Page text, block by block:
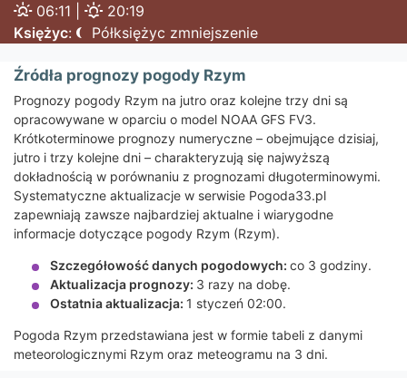
06:11 |
20:19
Księżyc: Półksiężyc zmniejszenie
Źródła prognozy pogody Rzym
Prognozy pogody Rzym na jutro oraz kolejne trzy dni są
opracowywane w oparciu o model NOAA GFS FV3.
Krótkoterminowe prognozy numeryczne – obejmujące dzisiaj,
jutro i trzy kolejne dni – charakteryzują się najwyższą
dokładnością w porównaniu z prognozami długoterminowymi.
Systematyczne aktualizacje w serwisie Pogoda33.pl
zapewniają zawsze najbardziej aktualne i wiarygodne
informacje dotyczące pogody Rzym (Rzym).
Szczegółowość danych pogodowych: co 3 godziny.
Aktualizacja prognozy: 3 razy na dobę.
Ostatnia aktualizacja: 1 styczeń 02:00.
Pogoda Rzym przedstawiana jest w formie tabeli z danymi
meteorologicznymi Rzym oraz meteogramu na 3 dni.